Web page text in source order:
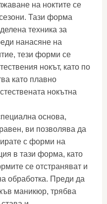
на ноктите се
Тази форма
техника за
нанасяне на
тези форми се
нокът, като по
като плавно
нокътна
основа,
ви позволява да
с форми на
в тази форма, като
се отстраняват и
обработка. Преди да
маникюр, трябва